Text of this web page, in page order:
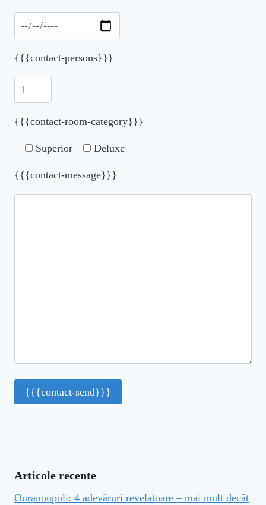
{{{contact-persons}}}
{{{contact-room-category}}}
Superior Deluxe
{{{contact-message}}}
Articole recente
Ouranoupoli: 4 adevăruri revelatoare – mai mult decât